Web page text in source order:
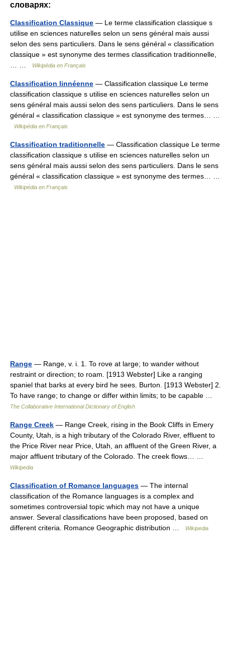
словарях:
Classification Classique — Le terme classification classique s
utilise en sciences naturelles selon un sens général mais aussi
selon des sens particuliers. Dans le sens général « classification
classique » est synonyme des termes classification traditionnelle,
Wikipédia en Français
Classification linnéenne — Classification classique Le terme
classification classique s utilise en sciences naturelles selon un
sens général mais aussi selon des sens particuliers. Dans le sens
général « classification classique » est synonyme des termes… …
Wikipédia en Français
Classification traditionnelle — Classification classique Le terme
classification classique s utilise en sciences naturelles selon un
sens général mais aussi selon des sens particuliers. Dans le sens
général « classification classique » est synonyme des termes… …
Wikipédia en Français
Range — Range, v. i. 1. To rove at large; to wander without
restraint or direction; to roam. [1913 Webster] Like a ranging
spaniel that barks at every bird he sees. Burton. [1913 Webster] 2.
To have range; to change or differ within limits; to be capable …
The Collaborative International Dictionary of English
Range Creek — Range Creek, rising in the Book Cliffs in Emery
County, Utah, is a high tributary of the Colorado River, effluent to
the Price River near Price, Utah, an affluent of the Green River, a
major affluent tributary of the Colorado. The creek flows… …
Wikipedia
Classification of Romance languages — The internal
classification of the Romance languages is a complex and
sometimes controversial topic which may not have a unique
answer. Several classifications have been proposed, based on
different criteria. Romance Geographic distribution …
Wikipedia